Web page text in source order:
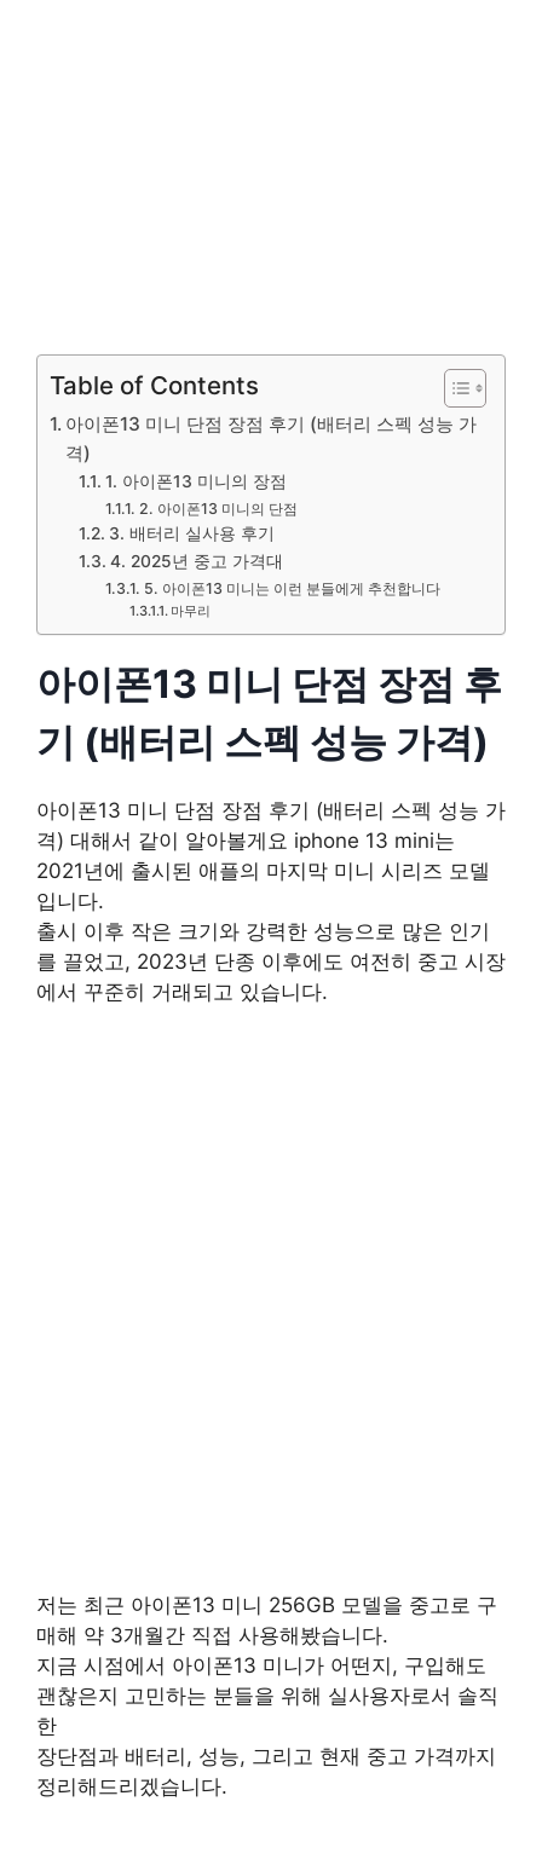
Table of Contents
아이폰13 미니 단점 장점 후기 (배터리 스펙 성능 가
격)
1. 아이폰13 미니의 장점
2. 아이폰13 미니의 단점
3. 배터리 실사용 후기
4. 2025년 중고 가격대
5. 아이폰13 미니는 이런 분들에게 추천합니다
마무리
아이폰13 미니 단점 장점 후
기 (배터리 스펙 성능 가격)
아이폰13 미니 단점 장점 후기 (배터리 스펙 성능 가
격) 대해서 같이 알아볼게요 iphone 13 mini는
2021년에 출시된 애플의 마지막 미니 시리즈 모델
입니다.
출시 이후 작은 크기와 강력한 성능으로 많은 인기
를 끌었고, 2023년 단종 이후에도 여전히 중고 시장
에서 꾸준히 거래되고 있습니다.
저는 최근 아이폰13 미니 256GB 모델을 중고로 구
매해 약 3개월간 직접 사용해봤습니다.
지금 시점에서 아이폰13 미니가 어떤지, 구입해도
괜찮은지 고민하는 분들을 위해 실사용자로서 솔직
한
장단점과 배터리, 성능, 그리고 현재 중고 가격까지
정리해드리겠습니다.